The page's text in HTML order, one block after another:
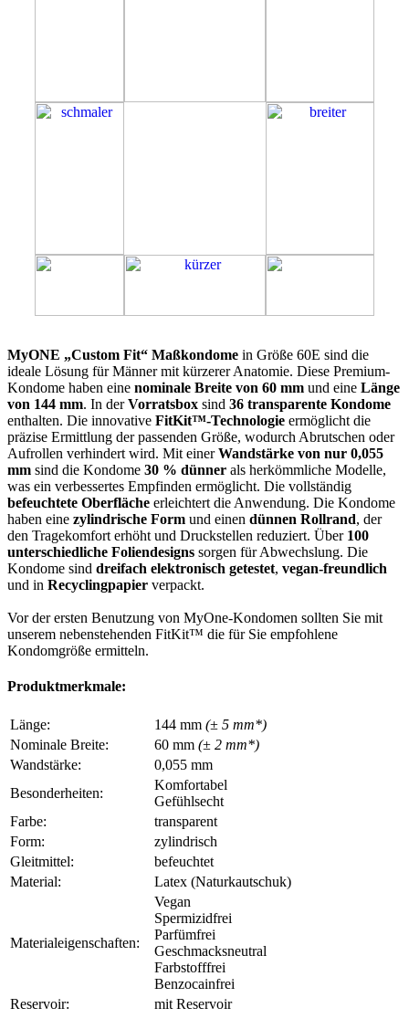
MyONE „Custom Fit“ Maßkondome in Größe 60E sind die
ideale Lösung für Männer mit kürzerer Anatomie. Diese Premium-
Kondome haben eine nominale Breite von 60 mm und eine Länge
von 144 mm. In derVorratsbox sind 36 transparente Kondome
enthalten. Die innovative FitKit™-Technologie ermöglicht die
präzise Ermittlung der passenden Größe, wodurch Abrutschen oder
Aufrollen verhindert wird. Mit einerWandstärke von nur 0,055
mm sind die Kondome 30 % dünner als herkömmliche Modelle,
was ein verbessertes Empfinden ermöglicht. Die vollständig
befeuchtete Oberfläche erleichtert die Anwendung. Die Kondome
haben eine zylindrische Form und einen dünnen Rollrand, der
den Tragekomfort erhöht und Druckstellen reduziert. Über 100
unterschiedliche Foliendesigns sorgen für Abwechslung. Die
Kondome sind dreifach elektronisch getestet, vegan-freundlich
und in Recyclingpapier verpackt.
Vor der ersten Benutzung von MyOne-Kondomen sollten Sie mit
unserem nebenstehenden FitKit™ die für Sie empfohlene
Kondomgröße ermitteln.
Produktmerkmale:
Länge: 144 mm (± 5 mm*)
Nominale Breite:
60 mm (± 2 mm*)
Wandstärke:
0,055 mm
Besonderheiten:
Komfortabel
Gefühlsecht
Farbe:
transparent
Form:
zylindrisch
Gleitmittel:
befeuchtet
Material:
Latex (Naturkautschuk)
Materialeigenschaften:
Vegan
Spermizidfrei
Parfümfrei
Geschmacksneutral
Farbstofffrei
Benzocainfrei
Reservoir:
mit Reservoir